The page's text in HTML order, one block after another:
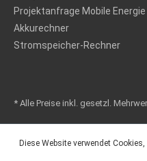
Projektanfrage Mobile Energie
Akkurechner
Stromspeicher-Rechner
* Alle Preise inkl. gesetzl.
Diese Website verwendet